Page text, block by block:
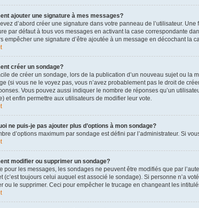
ajouter une signature à mes messages?
d’abord créer une signature dans votre panneau de l’utilisateur.
par défaut à tous vos messages en activant la case correspondante
empêcher une signature d’être ajoutée à un message en décochant la
créer un sondage?
de créer un sondage, lors de la publication d’un nouveau sujet ou la
(si vous ne le voyez pas, vous n’avez probablement pas le droit de
Vous pouvez aussi indiquer le nombre de réponses qu’un
et enfin permettre aux utilisateurs de modifier leur vote.
ne puis-je pas ajouter plus d’options à mon sondage?
d’options maximum par sondage est défini par l’administrateur. Si
modifier ou supprimer un sondage?
pour les messages, les sondages ne peuvent être modifiés que par
(c’est toujours celui auquel est associé le sondage). Si personne n’a
ou le supprimer. Ceci pour empêcher le trucage en changeant les